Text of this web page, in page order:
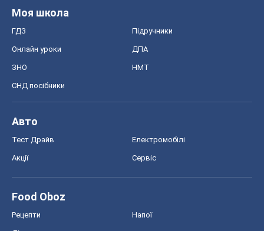
Моя школа
ГДЗ Підручники
Онлайн уроки ДПА
ЗНО НМТ
СНД посібники
Авто
Тест Драйв Електромобілі
Акції Сервіс
Food Oboz
Рецепти Напої